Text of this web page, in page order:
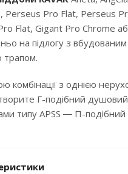
Perseus Pro Flat, Perseus
Flat, Gigant Pro Chrome
на підлогу з
трапом.
комбінації з однією
Г-подібний
типу APSS ― П-